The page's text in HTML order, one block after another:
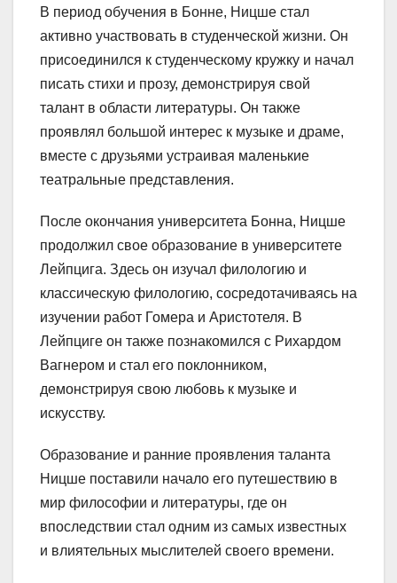
В период обучения в Бонне, Ницше стал
активно участвовать в студенческой жизни. Он
присоединился к студенческому кружку и начал
писать стихи и прозу, демонстрируя свой
талант в области литературы. Он также
проявлял большой интерес к музыке и драме,
вместе с друзьями устраивая маленькие
театральные представления.
После окончания университета Бонна, Ницше
продолжил свое образование в университете
Лейпцига. Здесь он изучал филологию и
классическую филологию, сосредотачиваясь на
изучении работ Гомера и Аристотеля. В
Лейпциге он также познакомился с Рихардом
Вагнером и стал его поклонником,
демонстрируя свою любовь к музыке и
искусству.
Образование и ранние проявления таланта
Ницше поставили начало его путешествию в
мир философии и литературы, где он
впоследствии стал одним из самых известных
и влиятельных мыслителей своего времени.